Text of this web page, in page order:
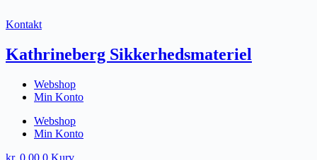
til
Kontakt
Kathrineberg Sikkerhedsmateriel
Webshop
Min Konto
Webshop
Min Konto
kr. 0,00 0 Kurv